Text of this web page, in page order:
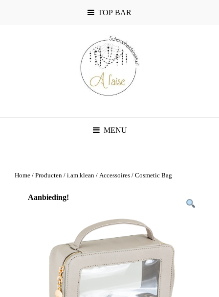
TOP BAR
MENU
Home / Producten / i.am.klean / Accessoires / Cosmetic Bag
Aanbieding!